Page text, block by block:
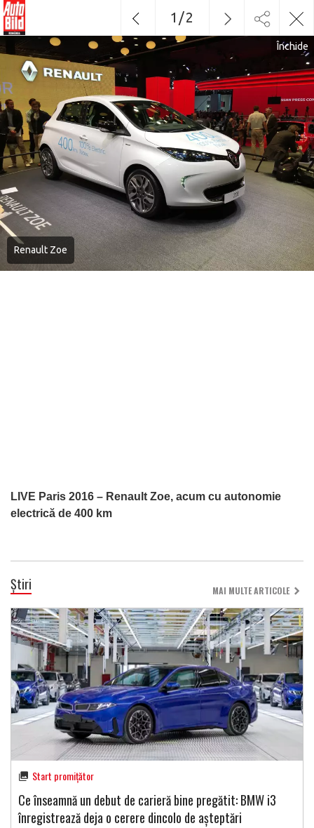
Renault Zoe
LIVE Paris 2016 – Renault Zoe, acum cu autonomie
electrică de 400 km
Închide
1 /2
Știri MAI MULTE ARTICOLE
Start promițător
Ce înseamnă un debut de carieră bine pregătit: BMW i3
înregistrează deja o cerere dincolo de așteptări